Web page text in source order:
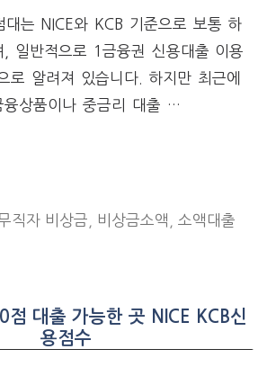
대는 NICE와 KCB 기준으로 보통 하
, 일반적으로 1금융권 신용대출 이용
로 알려져 있습니다. 하지만 최근에
융상품이나 중금리 대출 …
직자 비상금 비상금소액 소액대출
점 대출 가능한 곳 NICE KCB신
용점수